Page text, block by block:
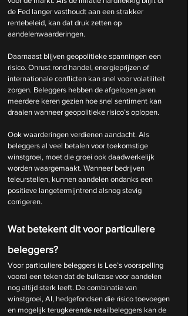
de Fed langer vasthoudt aan een strakker
rentebeleid, kan dat druk zetten op
aandelenwaarderingen.
Daarnaast blijven geopolitieke spanningen een
risico. Onrust rond handel, energieprijzen of
internationale conflicten kan snel voor volatiliteit
zorgen. Beleggers hebben de afgelopen jaren
meerdere keren gezien hoe snel sentiment kan
draaien wanneer geopolitieke risico’s oplopen.
Ook waarderingen verdienen aandacht. Als
beleggers al veel betalen voor toekomstige
winstgroei, moet die groei ook daadwerkelijk
worden waargemaakt. Wanneer bedrijven
teleurstellen, kunnen aandelen ondanks een
positieve langetermijntrend alsnog stevig
corrigeren.
Wat betekent dit voor particuliere
beleggers?
Voor particuliere beleggers is Lee’s voorspelling
vooral een teken dat de bullcase voor aandelen
nog altijd sterk leeft. De combinatie van
winstgroei, AI, hedgefondsen die risico toevoegen
en mogelijk terugkerende retailbeleggers kan de